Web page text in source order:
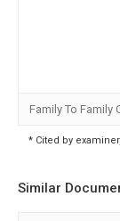
Family To Family
* Cited by
Similar